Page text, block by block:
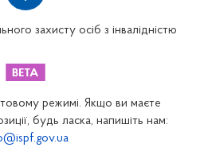
захисту осіб з інвалідністю
режимі. Якщо ви маєте
будь ласка, напишіть нам: